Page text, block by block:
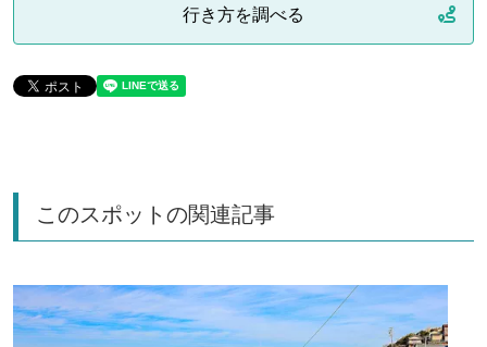
行き方を調べる
このスポットの関連記事